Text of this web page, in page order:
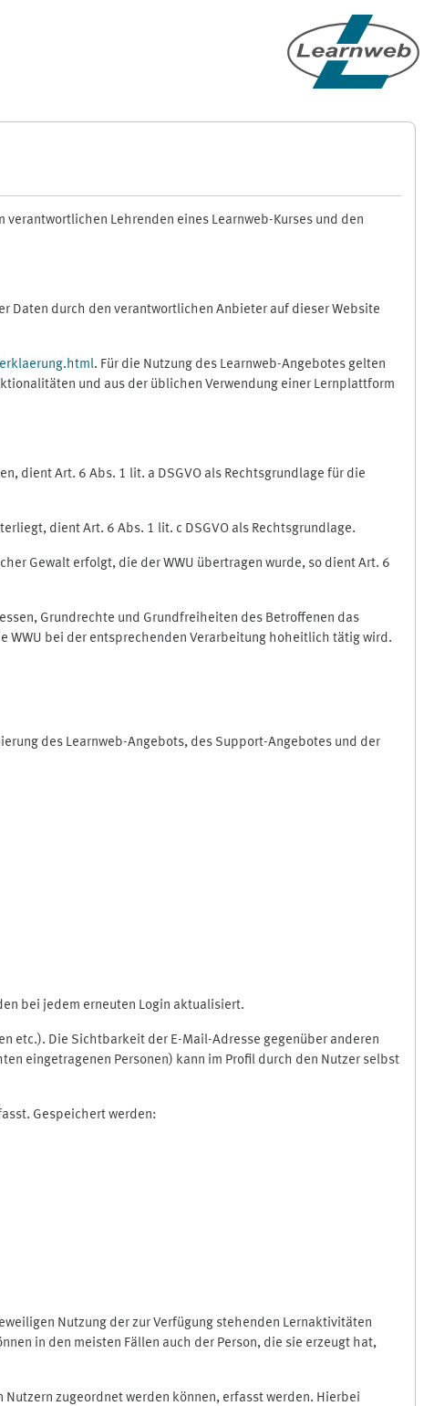
Lehrenden eines Learnweb-Kurses und den
Daten durch den verantwortlichen Anbieter auf dieser Website
. Für die Nutzung des Learnweb-Angebotes gelten
und aus der üblichen Verwendung einer Lernplattform
dient Art. 6 Abs. 1 lit. a DSGVO als Rechtsgrundlage für die
dient Art. 6 Abs. 1 lit. c DSGVO als Rechtsgrundlage.
Gewalt erfolgt, die der WWU übertragen wurde, so dient Art. 6
Grundrechte und Grundfreiheiten des Betroffenen das
WWU bei der entsprechenden Verarbeitung hoheitlich tätig wird.
des Learnweb-Angebots, des Support-Angebotes und der
bei jedem erneuten Login aktualisiert.
etc.). Die Sichtbarkeit der E-Mail-Adresse gegenüber anderen
eingetragenen Personen) kann im Profil durch den Nutzer selbst
Gespeichert werden:
Nutzung der zur Verfügung stehenden Lernaktivitäten
in den meisten Fällen auch der Person, die sie erzeugt hat,
zugeordnet werden können, erfasst werden. Hierbei